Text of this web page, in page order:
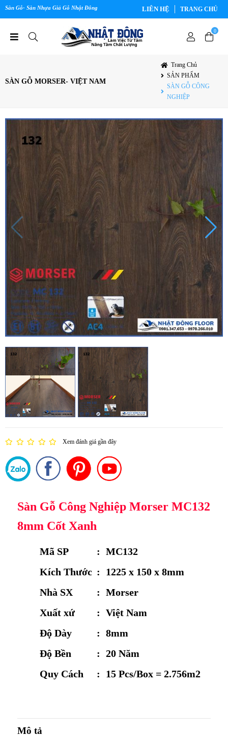
Sàn Gỗ- Sàn Nhựa Giả Gỗ Nhật Đông LIÊN HỆ TRANG CHỦ
0
SÀN GỖ MORSER- VIỆT NAM
Trang Chủ
SẢN PHẨM
SÀN GỖ CÔNG
NGHIỆP
Xem đánh giá gần đây
Sàn Gỗ Công Nghiệp Morser MC132
8mm Cốt Xanh
Mã SP : MC132
Kích Thước :
1225 x 150 x 8mm
Nhà SX
: Morser
Xuất xứ
: Việt Nam
Độ Dày
: 8mm
Độ Bền
: 20 Năm
Quy Cách
: 15 Pcs/Box = 2.756m2
Mô tả